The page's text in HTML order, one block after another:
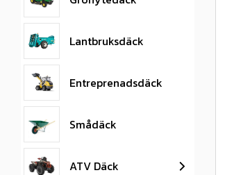
Lantbruksdäck
Entreprenadsdäck
Smådäck
ATV Däck